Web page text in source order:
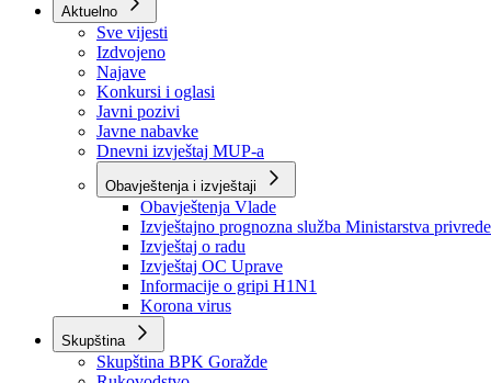
Aktuelno
Sve vijesti
Izdvojeno
Najave
Konkursi i oglasi
Javni pozivi
Javne nabavke
Dnevni izvještaj MUP-a
Obavještenja i izvještaji
Obavještenja Vlade
Izvještajno prognozna služba Ministarstva privrede
Izvještaj o radu
Izvještaj OC Uprave
Informacije o gripi H1N1
Korona virus